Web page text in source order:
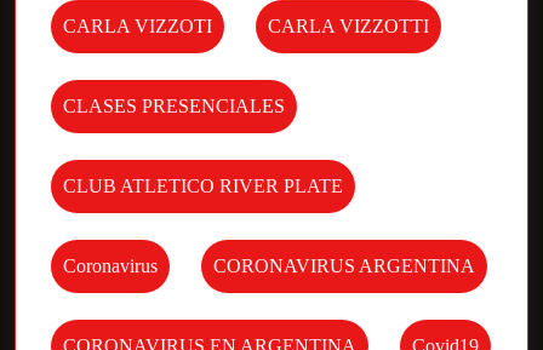
CARLA VIZZOTI CARLA VIZZOTTI
CLASES PRESENCIALES
CLUB ATLETICO RIVER PLATE
Coronavirus CORONAVIRUS ARGENTINA
CORONAVIRUS EN ARGENTINA Covid19